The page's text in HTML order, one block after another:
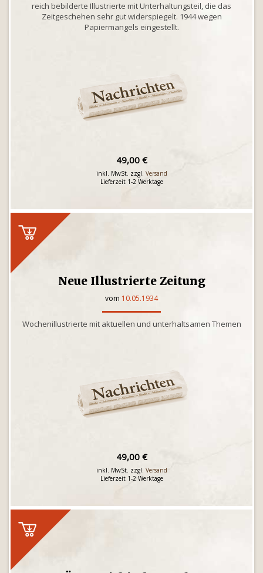
reich bebilderte Illustrierte mit Unterhaltungsteil, die das
Zeitgeschehen sehr gut widerspiegelt. 1944 wegen
Papiermangels eingestellt.
49,00 €
inkl. MwSt. zzgl. Versand
Lieferzeit 1-2 Werktage
Neue Illustrierte Zeitung
vom 10.05.1934
Wochenillustrierte mit aktuellen und unterhaltsamen Themen
49,00 €
inkl. MwSt. zzgl. Versand
Lieferzeit 1-2 Werktage